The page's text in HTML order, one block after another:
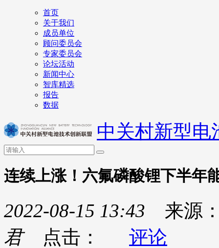
首页
关于我们
成员单位
顾问委员会
专家委员会
论坛活动
新闻中心
智库精选
报告
数据
中关村新型电
连续上涨！六氟磷酸锂下半年
2022-08-15 13:43 来源
君点击：
评论